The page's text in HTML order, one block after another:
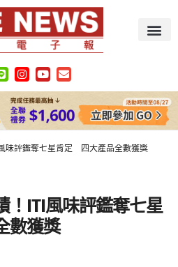
味評鑑奪七星肯定 四大產品全數獲獎
！ITI風味評鑑奪七星
數獲獎